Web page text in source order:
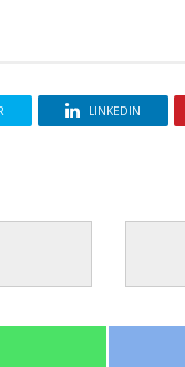
LINKEDIN